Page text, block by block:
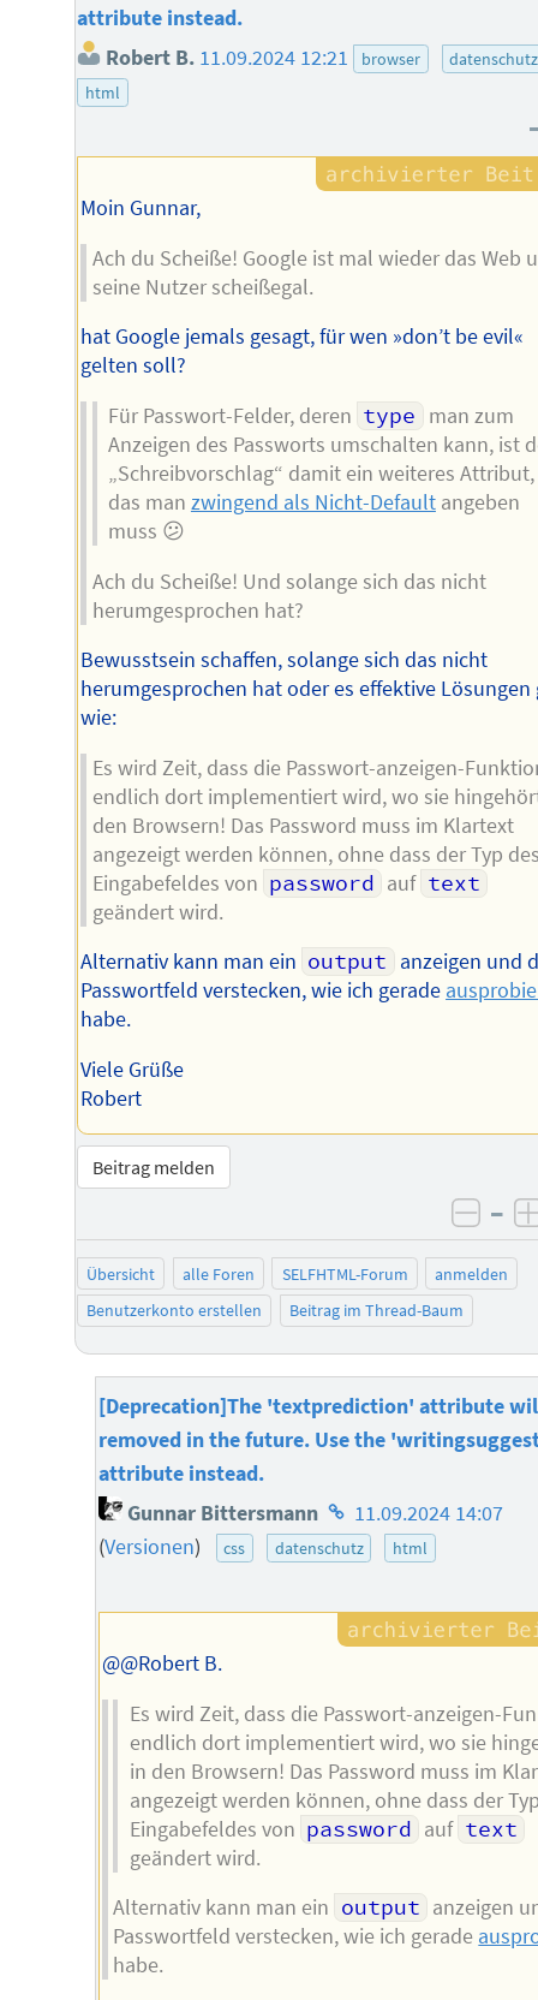
attribute instead.
Robert B. 11.09.2024 12:21 browser
datenschutz
html
Moin Gunnar,
Ach du Scheiße! Google ist mal wieder das Web
seine Nutzer scheißegal.
hat Google jemals gesagt, für wen »don’t be evil«
gelten soll?
Für Passwort-Felder, deren type man zum
Anzeigen des Passworts umschalten kann, ist
„Schreibvorschlag“ damit ein weiteres Attribut,
das man zwingend als Nicht-Defaultangeben
muss 😕
Ach du Scheiße! Und solange sich das nicht
herumgesprochen hat?
Bewusstsein schaffen, solange sich das nicht
herumgesprochen hat oder es effektive Lösungen
wie:
Es wird Zeit, dass die Passwort-anzeigen-
endlich dort implementiert wird, wo sie
den Browsern! Das Password muss im Klartext
angezeigt werden können, ohne dass der Typ
Eingabefeldes von password auf text
geändert wird.
Alternativ kann man ein output anzeigen und
Passwortfeld verstecken, wie ich gerade
habe.
Viele Grüße
Robert
Beitrag melden
–
Übersicht alle Foren SELFHTML-Forum
anmelden
Benutzerkonto erstellen
Beitrag im Thread-Baum
[Deprecation]The 'textprediction' attribute
removed in the future. Use the
attribute instead.
Gunnar Bittersmann Homepage
des
11.09.2024 14:07
(Versionen) css datenschutz html
@@Robert B.
Es wird Zeit, dass die Passwort-anzeigen-
endlich dort implementiert wird, wo sie
in den Browsern! Das Password muss im
angezeigt werden können, ohne dass der
Eingabefeldes von password auf text
geändert wird.
Alternativ kann man ein output anzeigen
Passwortfeld verstecken, wie ich gerade
habe.